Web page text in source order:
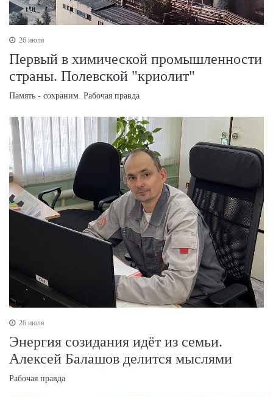
26 июля
Первый в химической промышленности
страны. Полевской "криолит"
Память - сохраним. Рабочая правда
26 июля
Энергия созидания идёт из семьи.
Алексей Балашов делится мыслями
Рабочая правда